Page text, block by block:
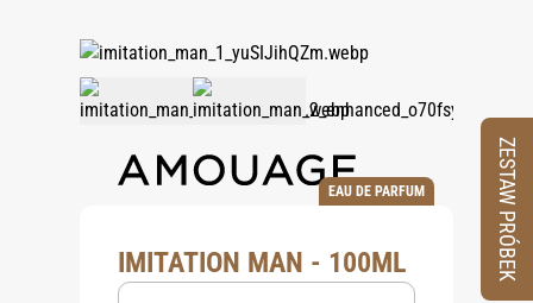
EAU DE PARFUM
IMITATION MAN - 100ML ZESTAW PRÓBEK